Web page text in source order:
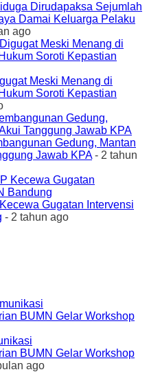
Dirudapaksa Sejumlah
Damai Keluarga Pelaku
ago
Meski Menang di
Soroti Kepastian
Gedung, Mantan
Jawab KPA- 2 tahun
Gugatan Intervensi
- 2 tahun ago
BUMN Gelar Workshop
ago